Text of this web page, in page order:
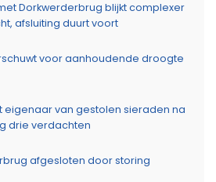
Dorkwerderbrug blijkt complexer
afsluiting duurt voort
voor aanhoudende droogte
eigenaar van gestolen sieraden na
drie verdachten
afgesloten door storing